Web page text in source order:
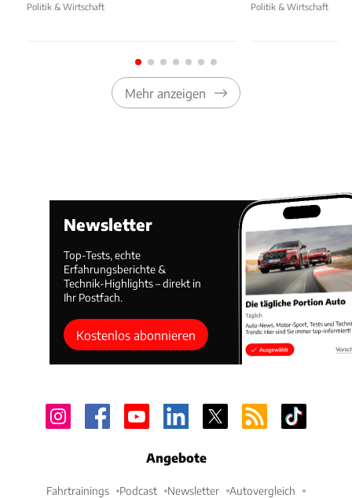
Politik & Wirtschaft Politik & Wirtschaft
Mehr anzeigen
Newsletter
Top-Tests, echte
Erfahrungsberichte &
Technik-Highlights – direkt in
Ihr Postfach.
Kostenlos abonnieren
Angebote
Fahrtrainings Podcast Newsletter Autovergleich